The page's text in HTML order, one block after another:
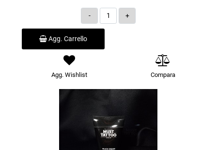
Quantità
Agg. Carrello
Agg. Wishlist Compara